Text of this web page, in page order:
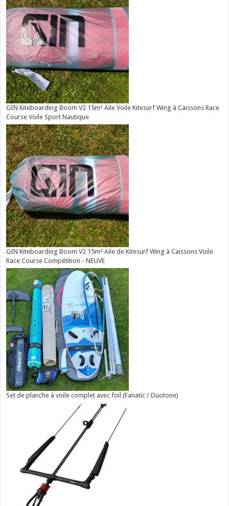
GIN Kiteboarding Boom V2 15m² Aile Voile Kitesurf Wing à Caissons Race
Course Voile Sport Nautique
GIN Kiteboarding Boom V2 15m² Aile de Kitesurf Wing à Caissons Voile
Race Course Compétition - NEUVE
Set de planche à voile complet avec foil (Fanatic / Duotone)